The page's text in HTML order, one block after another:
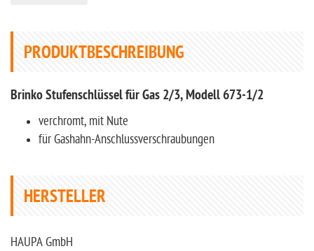
PRODUKTBESCHREIBUNG
Brinko Stufenschlüssel für Gas 2/3, Modell 673-1/2
verchromt, mit Nute
für Gashahn-Anschlussverschraubungen
HERSTELLER
HAUPA GmbH